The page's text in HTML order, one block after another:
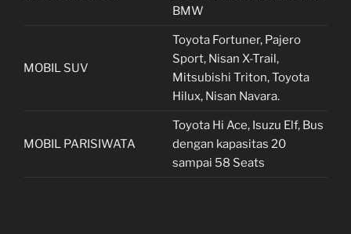
BMW
MOBIL SUV
Toyota Fortuner, Pajero
Sport, Nisan X-Trail,
Mitsubishi Triton, Toyota
Hilux, Nisan Navara.
MOBIL PARISIWATA
Toyota Hi Ace, Isuzu Elf, Bus
dengan kapasitas 20
sampai 58 Seats